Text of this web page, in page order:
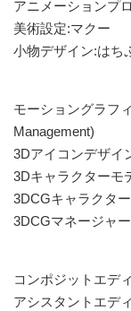
アニメーションプ
美術設定:マクー
小物デザイン:はち
モーショングラフ
Management)
3Dアイコンデザイ
3Dキャラクターモ
3DCGキャラクタ
3DCGマネージャ
コンポジットエデ
アシスタントエデ